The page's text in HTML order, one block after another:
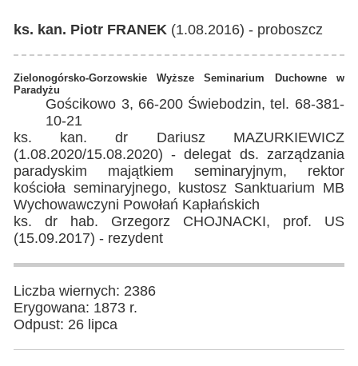
ks. kan. Piotr FRANEK (1.08.2016) - proboszcz
Zielonogórsko-Gorzowskie Wyższe Seminarium Duchowne w
Paradyżu
Gościkowo 3, 66-200 Świebodzin, tel. 68-381-
10-21
ks. kan. dr Dariusz MAZURKIEWICZ
(1.08.2020/15.08.2020) - delegat ds. zarządzania
paradyskim majątkiem seminaryjnym, rektor
kościoła seminaryjnego, kustosz Sanktuarium MB
Wychowawczyni Powołań Kapłańskich
ks. dr hab. Grzegorz CHOJNACKI, prof. US
(15.09.2017) - rezydent
Liczba wiernych: 2386
Erygowana: 1873 r.
Odpust: 26 lipca